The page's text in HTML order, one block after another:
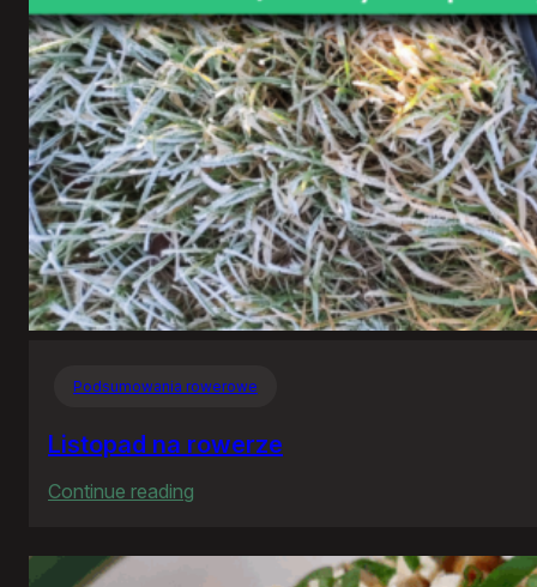
Podsumowania rowerowe
Listopad na rowerze
Continue reading
na